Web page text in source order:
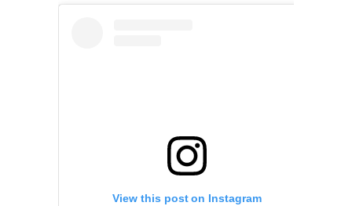
View this post on Instagram